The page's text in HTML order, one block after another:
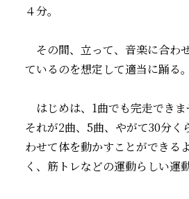
４分。
その間、立って、音楽に合わ
ているのを想定して適当に踊る。
はじめは、1曲でも完走できま
それが2曲、5曲、やがて30分く
わせて体を動かすことができる
く、筋トレなどの運動らしい運